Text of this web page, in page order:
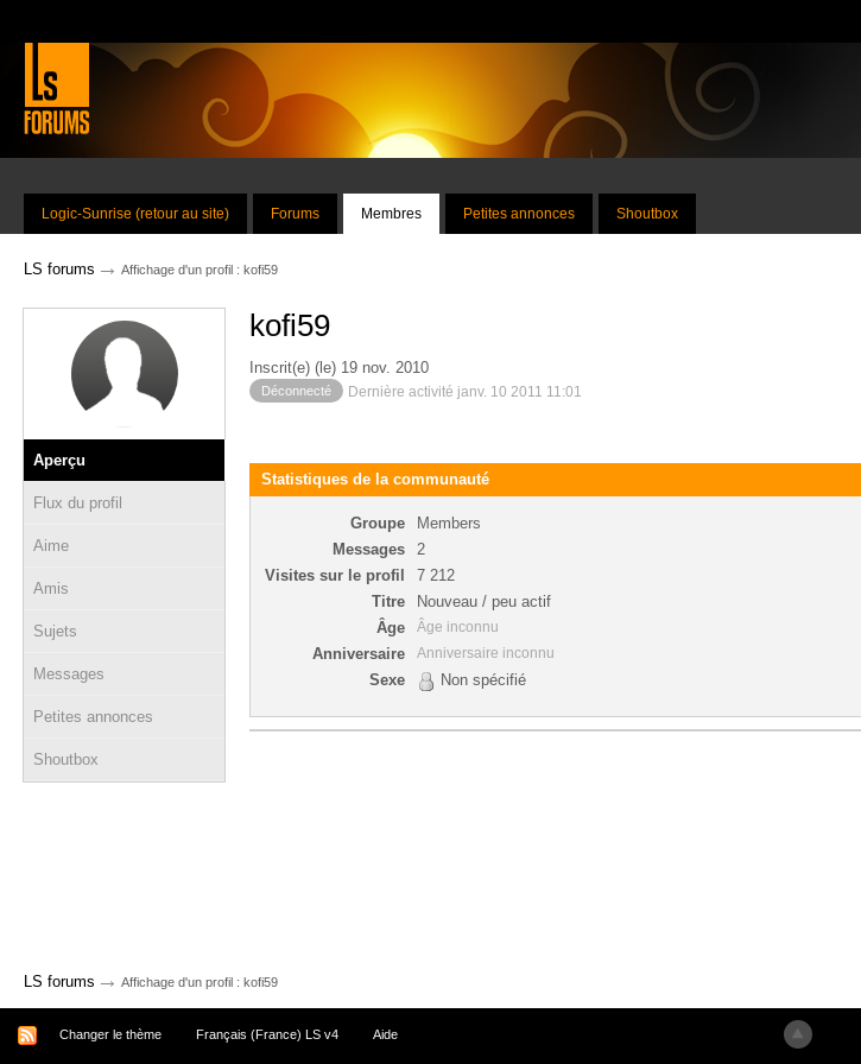
Logic-Sunrise (retour au site) Forums Membres Petites annonces Shoutbox
LS forums → Affichage d'un profil : kofi59
Aperçu
Flux du profil
Aime
Amis
Sujets
Messages
Petites annonces
Shoutbox
kofi59
Inscrit(e) (le) 19 nov. 2010
Déconnecté Dernière activité janv. 10 2011 11:01
Statistiques de la communauté
Groupe
Members
Messages
2
Visites sur le profil
7 212
Titre
Nouveau / peu actif
Âge
Âge inconnu
Anniversaire Anniversaire inconnu
Sexe Non spécifié
LS forums → Affichage d'un profil : kofi59
Changer le thème Français (France) LS v4 Aide